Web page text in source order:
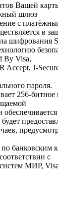
Вашей
шлюз
с
в
шифрования
By Visa,
Accept, J-
пароля.
256-
банковским
с
МИР,